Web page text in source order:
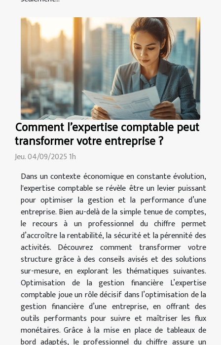
Comment l'expertise comptable peut
transformer votre entreprise ?
Jeu. 04/09/2025 1h
Dans un contexte économique en constante évolution,
l'expertise comptable se révèle être un levier puissant
pour optimiser la gestion et la performance d’une
entreprise. Bien au-delà de la simple tenue de comptes,
le recours à un professionnel du chiffre permet
d’accroître la rentabilité, la sécurité et la pérennité des
activités. Découvrez comment transformer votre
structure grâce à des conseils avisés et des solutions
sur-mesure, en explorant les thématiques suivantes.
Optimisation de la gestion financière L’expertise
comptable joue un rôle décisif dans l’optimisation de la
gestion financière d’une entreprise, en offrant des
outils performants pour suivre et maîtriser les flux
monétaires. Grâce à la mise en place de tableaux de
bord adaptés, le professionnel du chiffre assure un